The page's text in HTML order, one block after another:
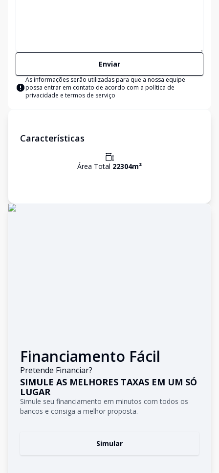
Enviar
As informações serão utilizadas para que a nossa equipe
possa entrar em contato de acordo com a política de
privacidade e termos de serviço
Características
Área Total 22304m²
Financiamento Fácil
Pretende Financiar?
SIMULE AS MELHORES TAXAS EM UM SÓ
LUGAR
Simule seu financiamento em minutos com todos os
bancos e consiga a melhor proposta.
Simular